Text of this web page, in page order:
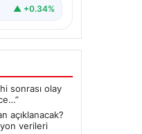
▲ +0.34%
sonrası olay
açıklanacak?
verileri